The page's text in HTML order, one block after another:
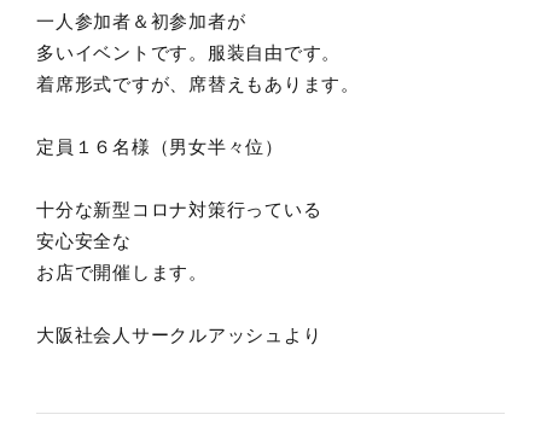
一人参加者＆初参加者が
多いイベントです。服装自由です。
着席形式ですが、席替えもあります。
定員１６名様（男女半々位）
十分な新型コロナ対策行っている
安心安全な
お店で開催します。
大阪社会人サークルアッシュより